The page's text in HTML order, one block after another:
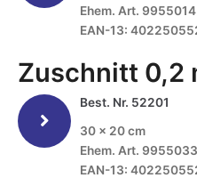
Ehem. Art. 9955014
EAN-13:
Zuschnitt 0,2
Best. Nr. 52201
30 x 20 cm
Ehem. Art. 9955033
EAN-13: